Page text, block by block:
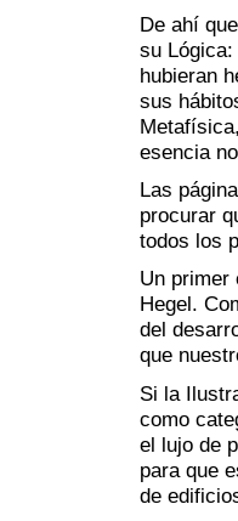
De ahí
su Lógica:
hubieran
sus
esencia
Las
procurar
todos los
Un primer
Hegel.
del
que
Si la
como
el lujo de
para que
de